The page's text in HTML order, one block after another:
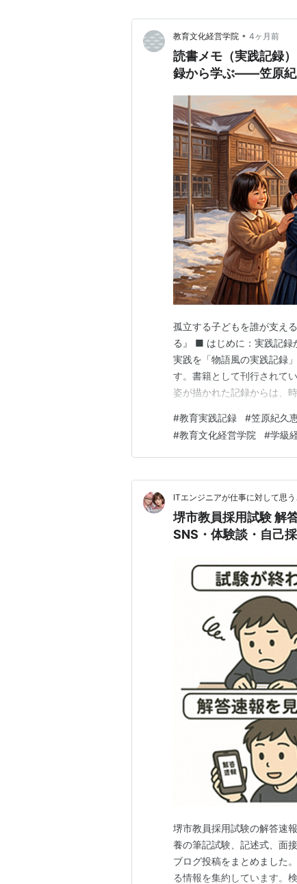
教育文化経営学院 • 4ヶ月前
読書メモ（実践記録
録から学ぶ――笠原紀
孤立する子どもを誰が支え
る』 ■ はじめに：実践記録
実践を「物語風の実践記録
す。書籍として刊行されて
姿が描かれた記録からは、
くがある――学びあい、育ち
思います。 ■ 今だからこ
#教育実践記録 #笠原紀久
#教育文化経営学院 #学級
ITエンジニアが仕事に対して思う
堺市教員採用試験 解
SNS・体験談・自己
堺市教員採用試験の解答速
養の筆記試験、記述式、面
ブログ投稿をまとめました
る情報を集約しています。